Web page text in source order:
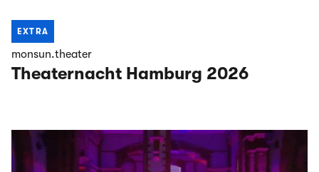
EXTRA
monsun.theater
Theaternacht Hamburg 2026